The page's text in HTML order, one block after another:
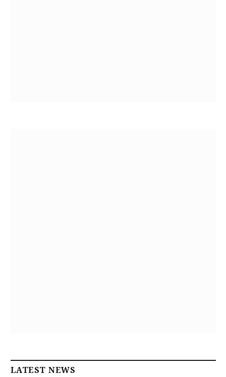
LATEST NEWS